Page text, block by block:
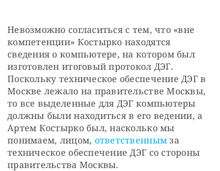
Невозможно согласиться с тем, что «вне
компетенции» Костырко находятся
сведения о компьютере, на котором был
изготовлен итоговый протокол ДЭГ.
Поскольку техническое обеспечение ДЭГ в
Москве лежало на правительстве Москвы,
то все выделенные для ДЭГ компьютеры
должны были находиться в его ведении, а
Артем Костырко был, насколько мы
понимаем, лицом, ответственным за
техническое обеспечение ДЭГ со стороны
правительства Москвы.